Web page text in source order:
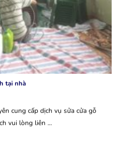
tại nhà
cung cấp dịch vụ sửa cửa gỗ
vui lòng liên ...